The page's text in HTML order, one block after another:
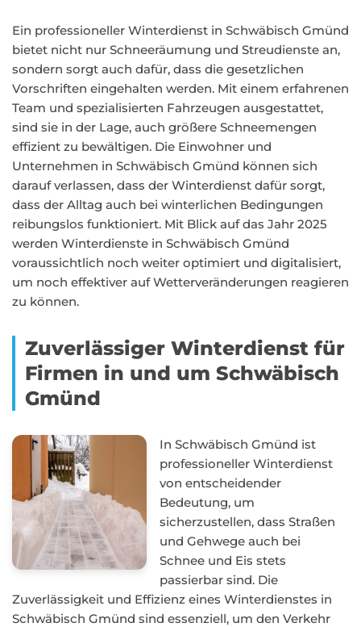
Ein professioneller Winterdienst in Schwäbisch Gmünd
bietet nicht nur Schneeräumung und Streudienste an,
sondern sorgt auch dafür, dass die gesetzlichen
Vorschriften eingehalten werden. Mit einem erfahrenen
Team und spezialisierten Fahrzeugen ausgestattet,
sind sie in der Lage, auch größere Schneemengen
effizient zu bewältigen. Die Einwohner und
Unternehmen in Schwäbisch Gmünd können sich
darauf verlassen, dass der Winterdienst dafür sorgt,
dass der Alltag auch bei winterlichen Bedingungen
reibungslos funktioniert. Mit Blick auf das Jahr 2025
werden Winterdienste in Schwäbisch Gmünd
voraussichtlich noch weiter optimiert und digitalisiert,
um noch effektiver auf Wetterveränderungen reagieren
zu können.
Zuverlässiger Winterdienst für
Firmen in und um Schwäbisch
Gmünd
In Schwäbisch Gmünd ist
professioneller Winterdienst
von entscheidender
Bedeutung, um
sicherzustellen, dass Straßen
und Gehwege auch bei
Schnee und Eis stets
passierbar sind. Die
Zuverlässigkeit und Effizienz eines Winterdienstes in
Schwäbisch Gmünd sind essenziell, um den Verkehr